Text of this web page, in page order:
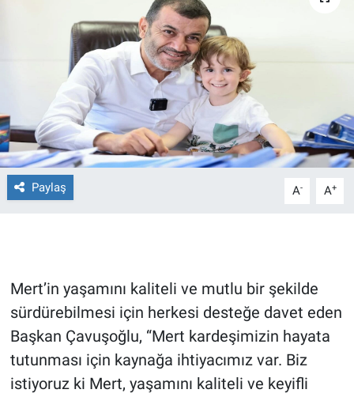
Paylaş A- A+
Mert’in yaşamını kaliteli ve mutlu bir şekilde
sürdürebilmesi için herkesi desteğe davet eden
Başkan Çavuşoğlu, “Mert kardeşimizin hayata
tutunması için kaynağa ihtiyacımız var. Biz
istiyoruz ki Mert, yaşamını kaliteli ve keyifli
Ekonomi
Forum
Gerçeğin İzinde
Gün Başlıyor
Gündem Özel
Günün görüntüsü
Haber